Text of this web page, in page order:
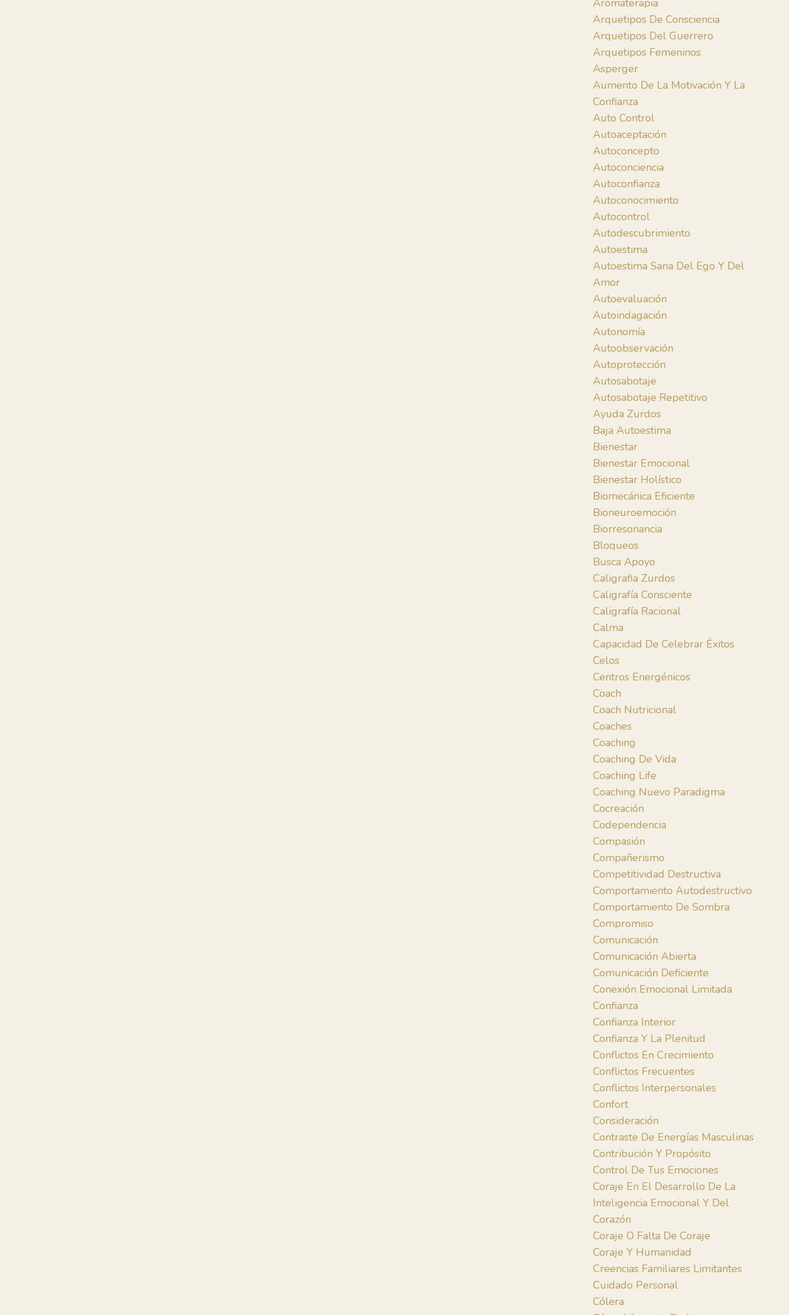
Arquetipos De Consciencia
Arquetipos Del Guerrero
Arquetipos Femeninos
Asperger
Aumento De La Motivación Y La
Confianza
Auto Control
Autoaceptación
Autoconcepto
Autoconciencia
Autoconfianza
Autoconocimiento
Autocontrol
Autodescubrimiento
Autoestima
Autoestima Sana Del Ego Y Del
Amor
Autoevaluación
Autoindagación
Autonomía
Autoobservación
Autoprotección
Autosabotaje
Autosabotaje Repetitivo
Ayuda Zurdos
Baja Autoestima
Bienestar
Bienestar Emocional
Bienestar Holístico
Biomecánica Eficiente
Bioneuroemoción
Biorresonancia
Bloqueos
Busca Apoyo
Caligrafia Zurdos
Caligrafía Consciente
Caligrafía Racional
Calma
Capacidad De Celebrar Éxitos
Celos
Centros Energénicos
Coach
Coach Nutricional
Coaches
Coaching
Coaching De Vida
Coaching Life
Coaching Nuevo Paradigma
Cocreación
Codependencia
Compasión
Compañerismo
Competitividad Destructiva
Comportamiento Autodestructivo
Comportamiento De Sombra
Compromiso
Comunicación
Comunicación Abierta
Comunicación Deficiente
Conexión Emocional Limitada
Confianza
Confianza Interior
Confianza Y La Plenitud
Conflictos En Crecimiento
Conflictos Frecuentes
Conflictos Interpersonales
Confort
Consideración
Contraste De Energías Masculinas
Contribución Y Propósito
Control De Tus Emociones
Coraje En El Desarrollo De La
Inteligencia Emocional Y Del
Corazón
Coraje O Falta De Coraje
Coraje Y Humanidad
Creencias Familiares Limitantes
Cuidado Personal
Cólera